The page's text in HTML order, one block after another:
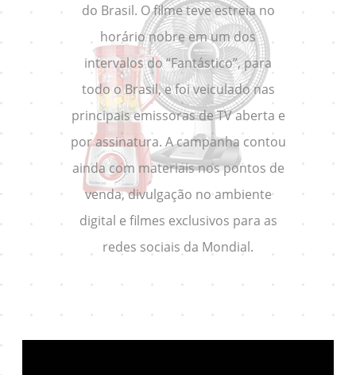
do Brasil. O filme teve estreia no
horário nobre em um dos
intervalos do “Fantástico”, para
todo o Brasil, e foi veiculado nas
principais emissoras de TV aberta e
por assinatura. A campanha contou
ainda com materiais nos pontos de
venda, divulgação no ambiente
digital e filmes exclusivos para as
redes sociais da Mondial.